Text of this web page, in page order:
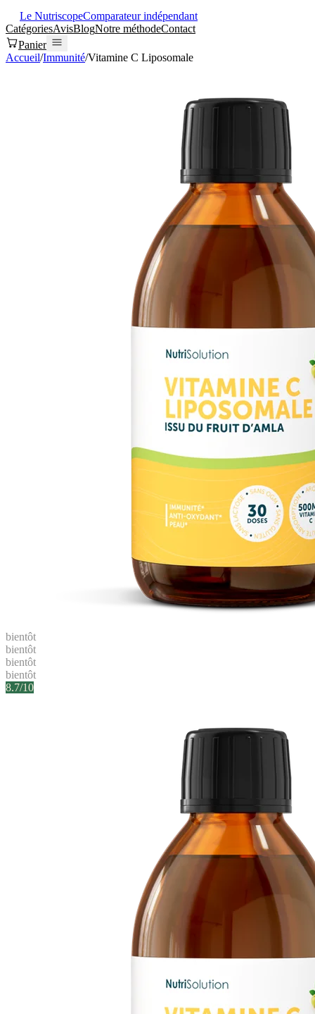
Le NutriscopeComparateur indépendant
CatégoriesAvisBlogNotre méthodeContact
Panier
Accueil/Immunité/Vitamine C Liposomale
bientôt
bientôt
bientôt
bientôt
8.7/10